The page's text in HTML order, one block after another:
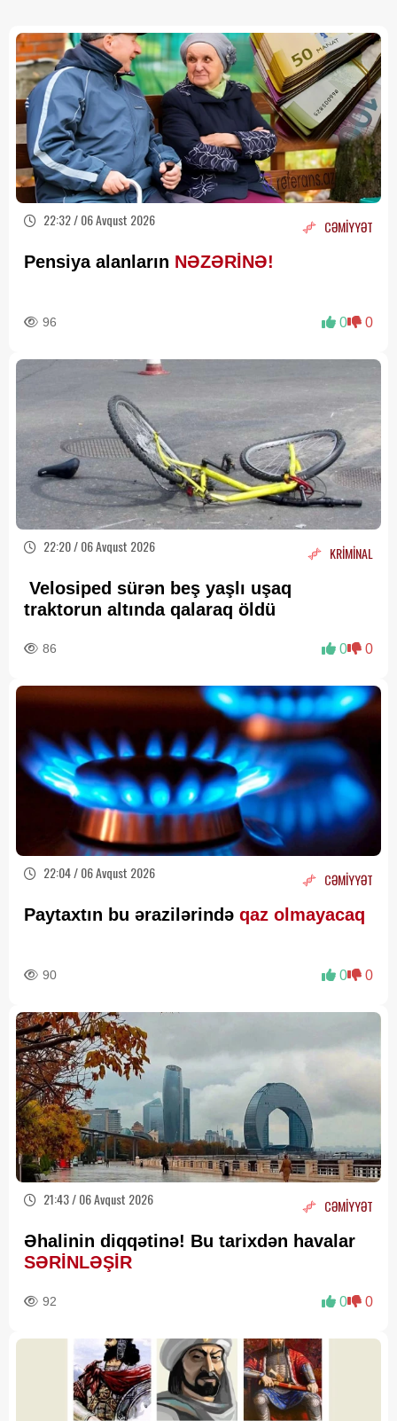
22:32 / 06 Avqust 2026 CƏMİYYƏT
Pensiya alanların NƏZƏRİNƏ!
96 0 0
22:20 / 06 Avqust 2026 KRİMİNAL
Velosiped sürən beş yaşlı uşaq
traktorun altında qalaraq öldü
86 0 0
22:04 / 06 Avqust 2026 CƏMİYYƏT
Paytaxtın bu ərazilərində qaz olmayacaq
90 0 0
21:43 / 06 Avqust 2026 CƏMİYYƏT
Əhalinin diqqətinə! Bu tarixdən havalar
SƏRİNLƏŞİR
92 0 0